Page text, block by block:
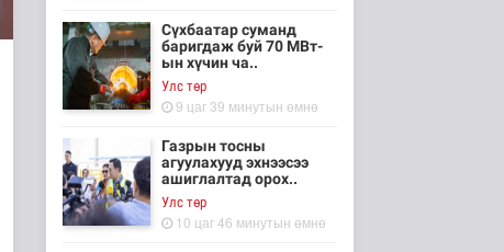
Сүхбаатар суманд
баригдаж буй 70 МВт-
ын хүчин ча..
Улс төр
9 цаг 39 минутын өмнө
Газрын тосны
агуулахууд эхнээсээ
ашиглалтад орох..
Улс төр
10 цаг 46 минутын өмнө